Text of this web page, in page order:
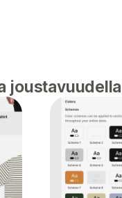
joustavuudella